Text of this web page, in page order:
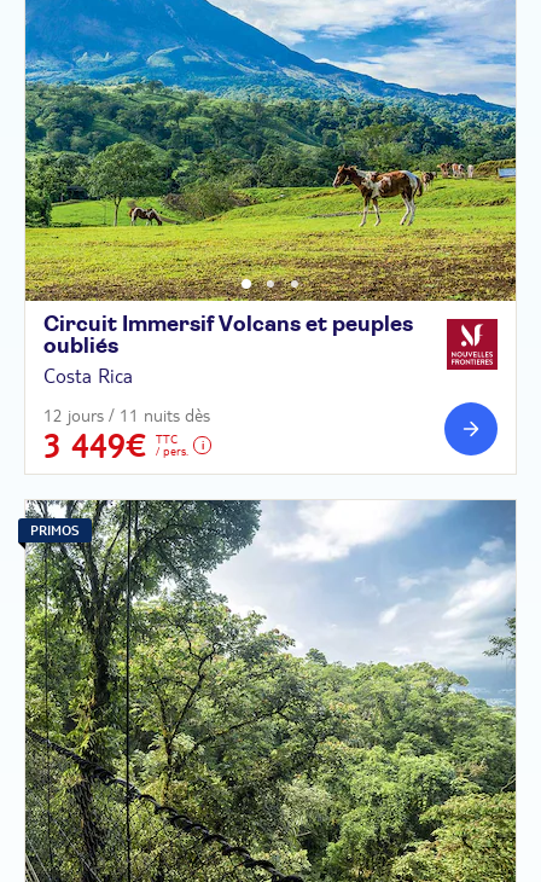
Circuit Immersif Volcans et peuples
oubliés
Costa Rica
12 jours / 11 nuits dès
3 449€
TTC
/ pers.
PRIMOS